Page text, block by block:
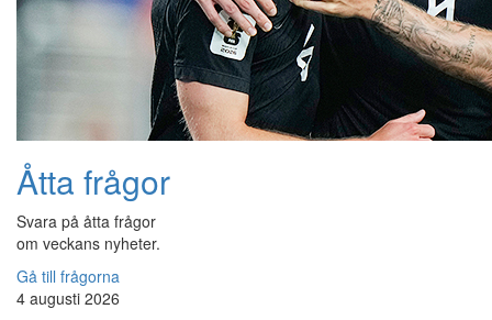
Åtta frågor
Svara på åtta frågor
om veckans nyheter.
Gå till frågorna
4 augusti 2026